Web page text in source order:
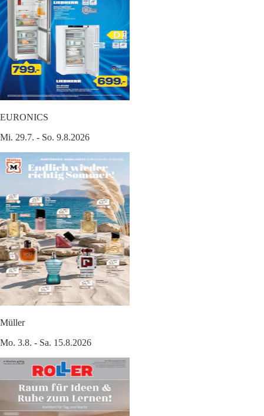
EURONICS
Mi. 29.7. - So. 9.8.2026
Müller
Mo. 3.8. - Sa. 15.8.2026